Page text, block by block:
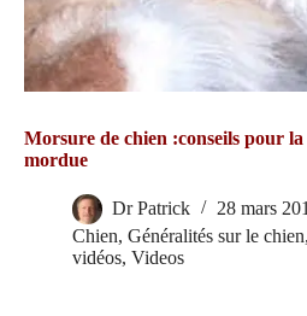
Morsure de chien :conseils pour la
mordue
Dr Patrick
28 mars
Chien, Généralités sur le chien,
vidéos, Videos